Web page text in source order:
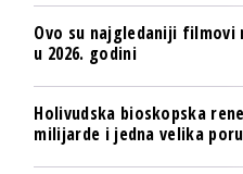
Ovo su najgledaniji
u 2026. godini
Holivudska bioskopska
milijarde i jedna velika